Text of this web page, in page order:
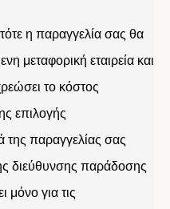
η παραγγελία σας θα
μεταφορική εταιρεία και
το κόστος
επιλογής
της παραγγελίας σας
διεύθυνσης παράδοσης
μόνο για τις